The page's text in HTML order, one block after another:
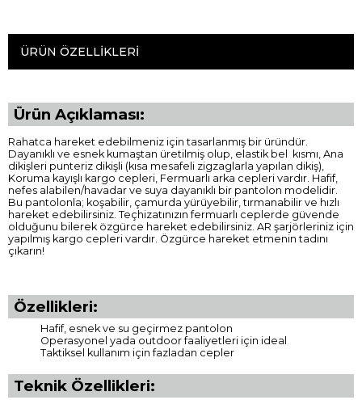
ÜRÜN ÖZELLIKLERI
Ürün Açıklaması:
Rahatca hareket edebilmeniz için tasarlanmış bir üründür.
Dayanıklı ve esnek kumaştan üretilmiş olup, elastik bel kısmı, Ana
dikişleri punteriz dikişli (kısa mesafeli zigzaglarla yapılan dikiş),
Koruma kayışlı kargo cepleri, Fermuarlı arka cepleri vardır. Hafif,
nefes alabilen/havadar ve suya dayanıklı bir pantolon modelidir.
Bu pantolonla; koşabilir, çamurda yürüyebilir, tırmanabilir ve hızlı
hareket edebilirsiniz. Teçhizatınızın fermuarlı ceplerde güvende
olduğunu bilerek özgürce hareket edebilirsiniz. AR şarjörleriniz için
yapılmış kargo cepleri vardır. Özgürce hareket etmenin tadını
çıkarın!
Özellikleri:
Hafif, esnek ve su geçirmez pantolon
Operasyonel yada outdoor faaliyetleri için ideal
Taktiksel kullanım için fazladan cepler
Teknik Özellikleri: